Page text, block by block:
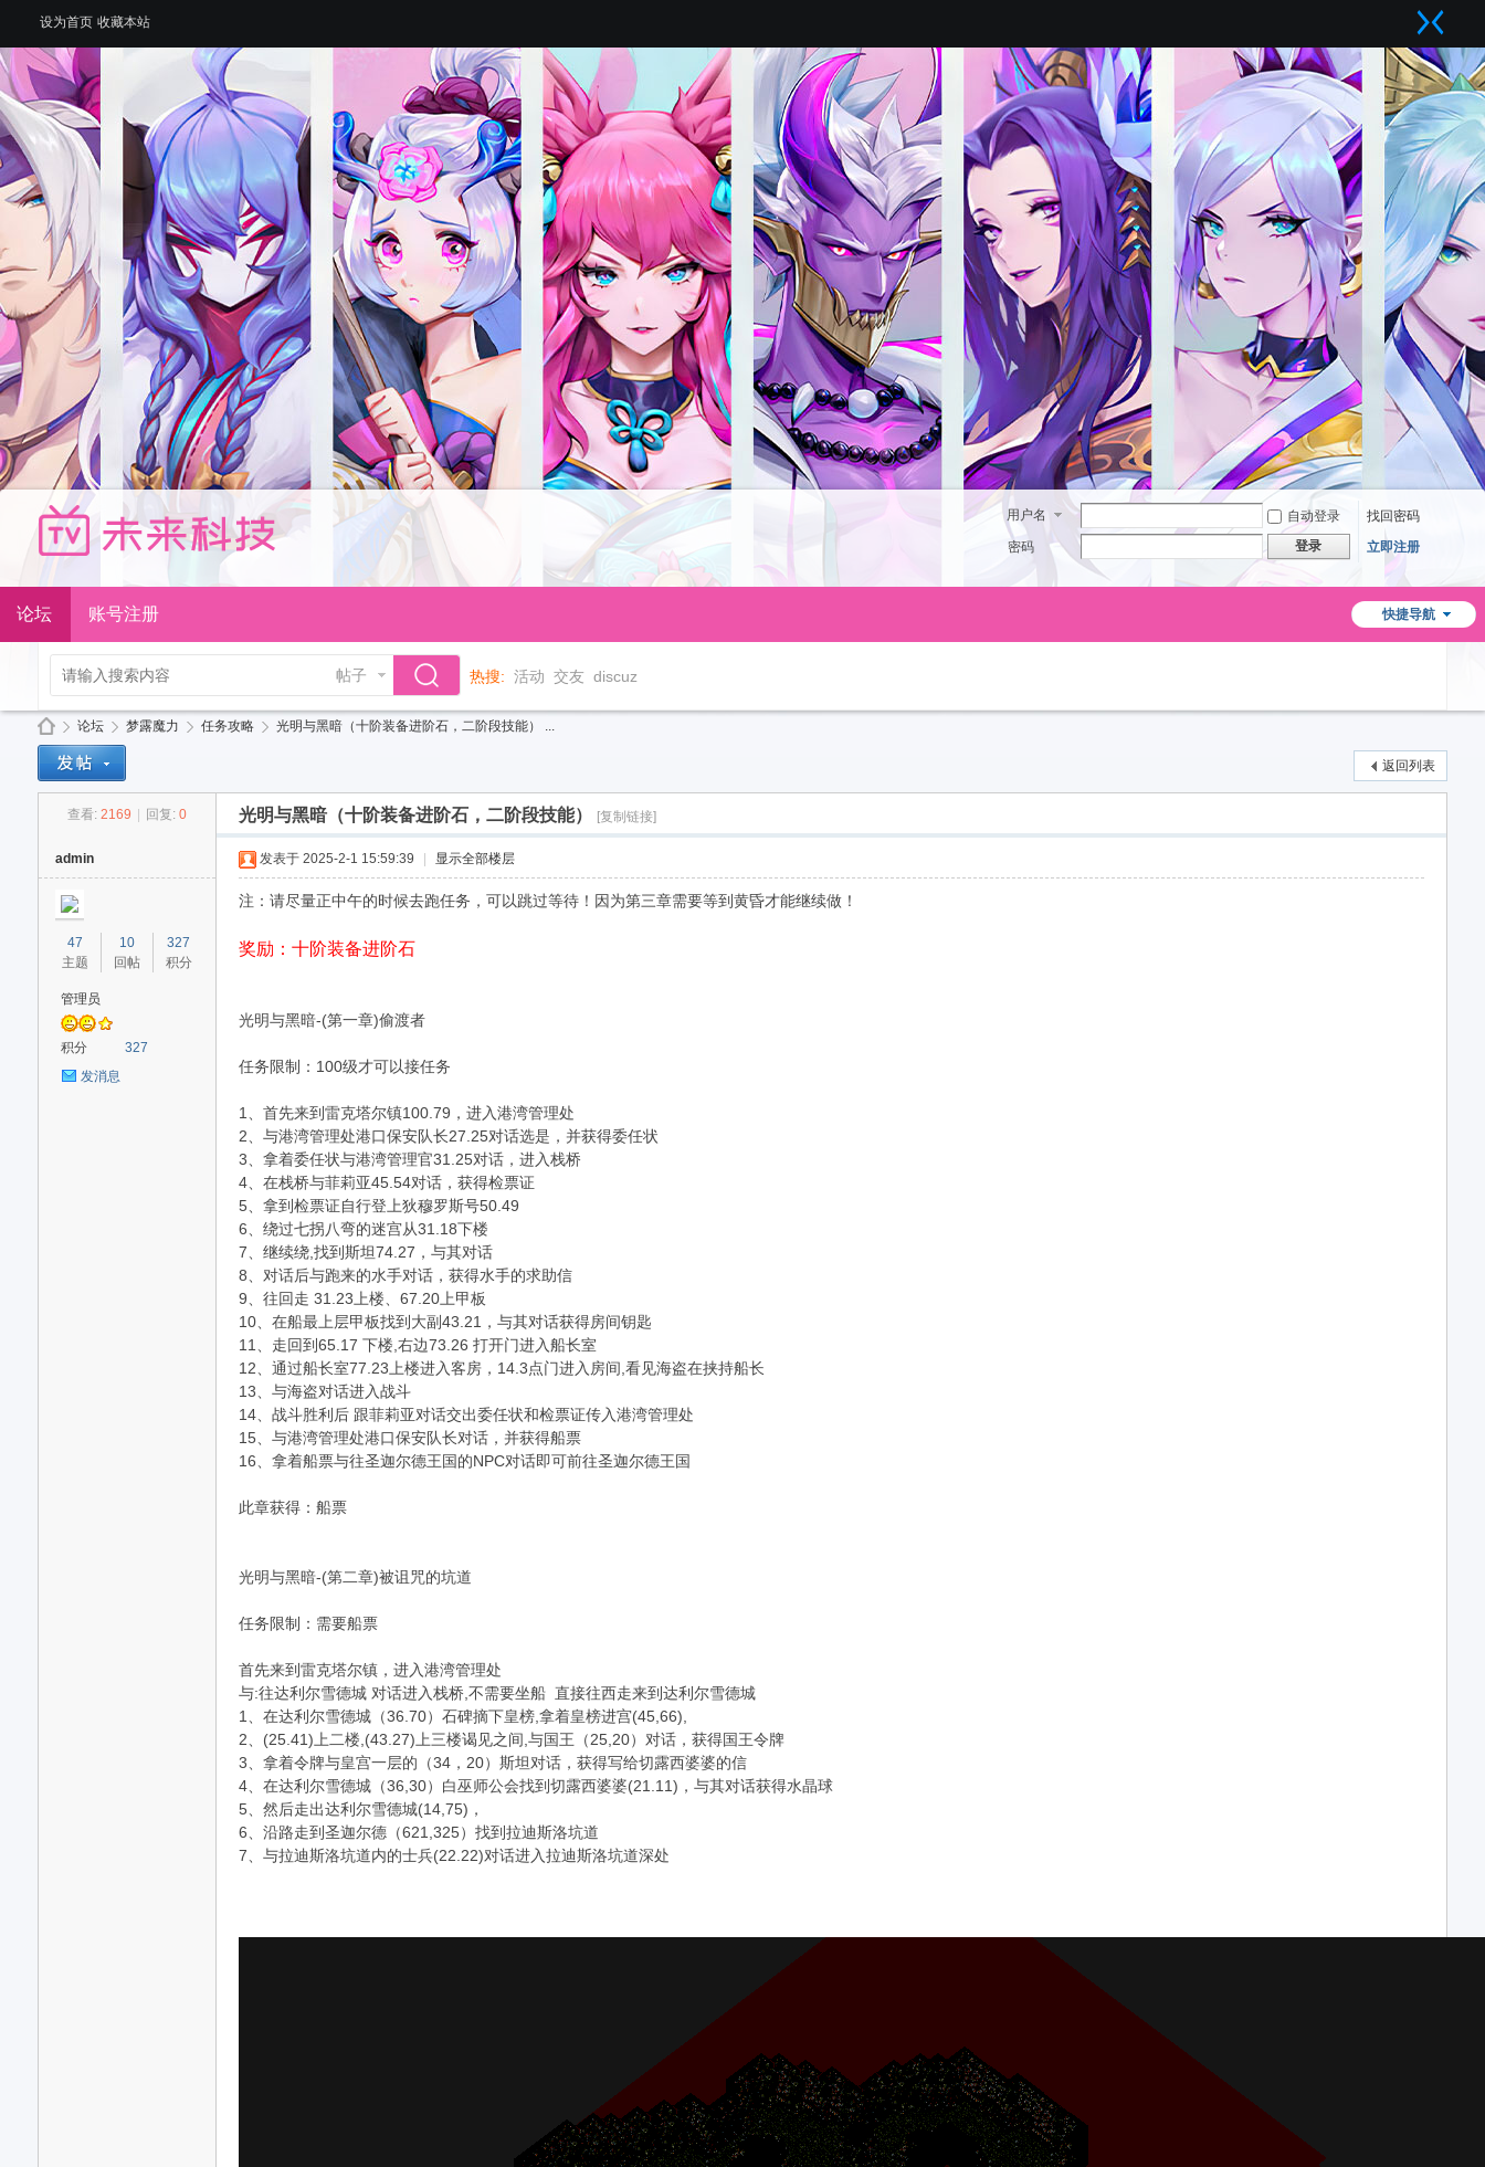
设为首页 收藏本站
用户名 自动登录
找回密码
密码
登录 立即注册
快捷导航
论坛 账号注册
帖子 热搜: 活动 交友 discuz
论坛
›
梦露魔力
›
任务攻略
›
光明与黑暗（十阶装备进阶石，二阶段技能） ...
返回列表
查看: 2169 回复: 0 光明与黑暗（十阶装备进阶石，二阶段技能） [复制链接]
admin
47
主题
10
回帖
327
积分
管理员
积分
327
发消息
发表于 2025-2-1 15:59:39 显示全部楼层
注：请尽量正中午的时候去跑任务，可以跳过等待！因为第三章需要等到黄昏才能继续做！
奖励：十阶装备进阶石
光明与黑暗-(第一章)偷渡者
任务限制：100级才可以接任务
1、首先来到雷克塔尔镇100.79，进入港湾管理处
2、与港湾管理处港口保安队长27.25对话选是，并获得委任状
3、拿着委任状与港湾管理官31.25对话，进入栈桥
4、在栈桥与菲莉亚45.54对话，获得检票证
5、拿到检票证自行登上狄穆罗斯号50.49
6、绕过七拐八弯的迷宫从31.18下楼
7、继续绕,找到斯坦74.27，与其对话
8、对话后与跑来的水手对话，获得水手的求助信
9、往回走 31.23上楼、67.20上甲板
10、在船最上层甲板找到大副43.21，与其对话获得房间钥匙
11、走回到65.17 下楼,右边73.26 打开门进入船长室
12、通过船长室77.23上楼进入客房，14.3点门进入房间,看见海盗在挟持船长
13、与海盗对话进入战斗
14、战斗胜利后 跟菲莉亚对话交出委任状和检票证传入港湾管理处
15、与港湾管理处港口保安队长对话，并获得船票
16、拿着船票与往圣迦尔德王国的NPC对话即可前往圣迦尔德王国
此章获得：船票
光明与黑暗-(第二章)被诅咒的坑道
任务限制：需要船票
首先来到雷克塔尔镇，进入港湾管理处
与:往达利尔雪德城 对话进入栈桥,不需要坐船 直接往西走来到达利尔雪德城
1、在达利尔雪德城（36.70）石碑摘下皇榜,拿着皇榜进宫(45,66),
2、(25.41)上二楼,(43.27)上三楼谒见之间,与国王（25,20）对话，获得国王令牌
3、拿着令牌与皇宫一层的（34，20）斯坦对话，获得写给切露西婆婆的信
4、在达利尔雪德城（36,30）白巫师公会找到切露西婆婆(21.11)，与其对话获得水晶球
5、然后走出达利尔雪德城(14,75)，
6、沿路走到圣迦尔德（621,325）找到拉迪斯洛坑道
7、与拉迪斯洛坑道内的士兵(22.22)对话进入拉迪斯洛坑道深处